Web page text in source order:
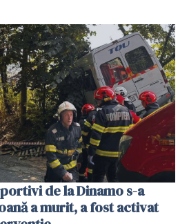
de la Dinamo s-a
a murit, a fost activat